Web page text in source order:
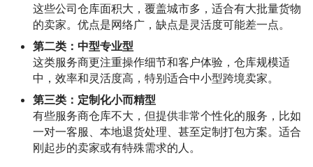
这些公司仓库面积大，覆盖城市多，适合有大批量货物
的卖家。优点是网络广，缺点是灵活度可能差一点。
第二类：中型专业型
这类服务商更注重操作细节和客户体验，仓库规模适
中，效率和灵活度高，特别适合中小型跨境卖家。
第三类：定制化小而精型
有些服务商仓库不大，但提供非常个性化的服务，比如
一对一客服、本地退货处理、甚至定制打包方案。适合
刚起步的卖家或有特殊需求的人。